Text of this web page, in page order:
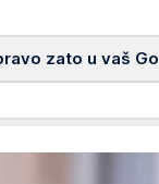
zato u vaš